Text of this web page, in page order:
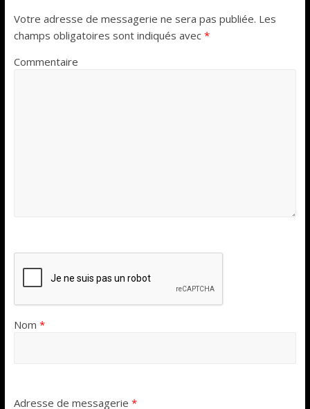
Votre adresse de messagerie ne sera pas publiée. Les
champs obligatoires sont indiqués avec *
Commentaire
Nom *
Adresse de messagerie *